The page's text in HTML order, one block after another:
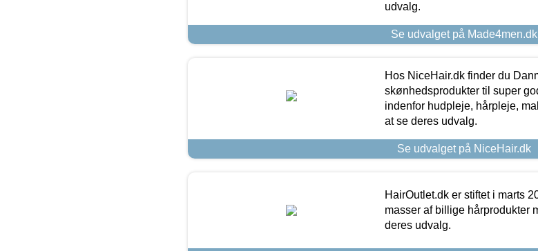
udvalg.
Se udvalget på Made4men.dk
Hos NiceHair.dk finder du
skønhedsprodukter til super
indenfor hudpleje, hårpleje,
at se deres udvalg.
Se udvalget på NiceHair.dk
HairOutlet.dk er stiftet i marts
masser af billige hårprodukter
deres udvalg.